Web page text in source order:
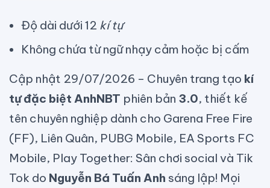
Độ dài dưới 12 kí tự
Không chứa từ ngữ nhạy cảm hoặc bị cấm
Cập nhật 29/07/2026 – Chuyên trang tạo kí
tự đặc biệt AnhNBT phiên bản 3.0, thiết kế
tên chuyên nghiệp dành cho Garena Free Fire
(FF), Liên Quân, PUBG Mobile, EA Sports FC
Mobile, Play Together: Sân chơi social và Tik
Tok do Nguyễn Bá Tuấn Anh sáng lập! Mọi